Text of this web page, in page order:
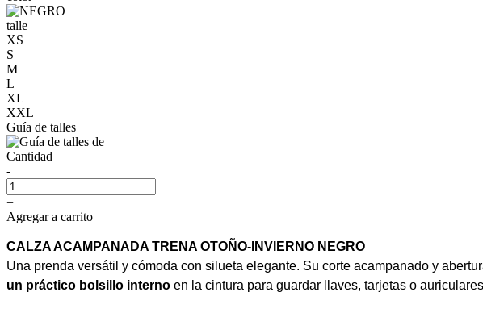
talle
XS
S
M
L
XL
XXL
Guía de talles
Cantidad
-
+
Agregar a carrito
CALZA ACAMPANADA TRENA OTOÑO-INVIERNO NEGRO
Una prenda versátil y cómoda con silueta elegante. Su corte acampanado y
un práctico bolsillo interno en la cintura para guardar llaves, tarjetas o